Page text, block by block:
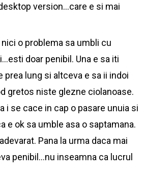
version…care e si mai
o problema sa umbli cu
doar penibil. Una e sa iti
prea lung si altceva e sa ii indoi
gretos niste glezne ciolanoase.
i se cace in cap o pasare unuia si
e ok sa umble asa o saptamana.
Pana la urma daca mai
penibil…nu inseamna ca lucrul